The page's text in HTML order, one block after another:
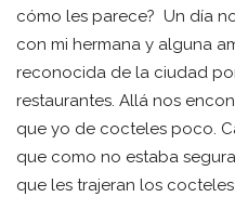
cómo les parece? Un día
con mi hermana y alguna
reconocida de la ciudad
restaurantes. Allá nos
que yo de cocteles poco.
que como no estaba
que les trajeran los